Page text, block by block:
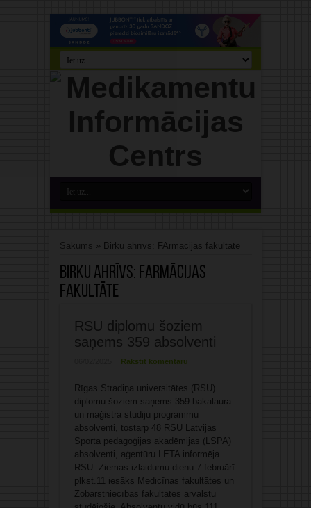
Sākums » Birku ahrīvs: FArmācijas fakultāte
Birku ahrīvs: FArmācijas
fakultāte
RSU diplomu šoziem
saņems 359 absolventi
Rakstīt komentāru
Rīgas Stradiņa universitātes (RSU)
diplomu šoziem saņems 359 bakalaura
un maģistra studiju programmu
absolventi, tostarp 48 RSU Latvijas
Sporta pedagoģijas akadēmijas (LSPA)
absolventi, aģentūru LETA informēja
RSU. Ziemas izlaidumu dienu 7.februārī
plkst.11 iesāks Medicīnas fakultātes un
Zobārstniecības fakultātes ārvalstu